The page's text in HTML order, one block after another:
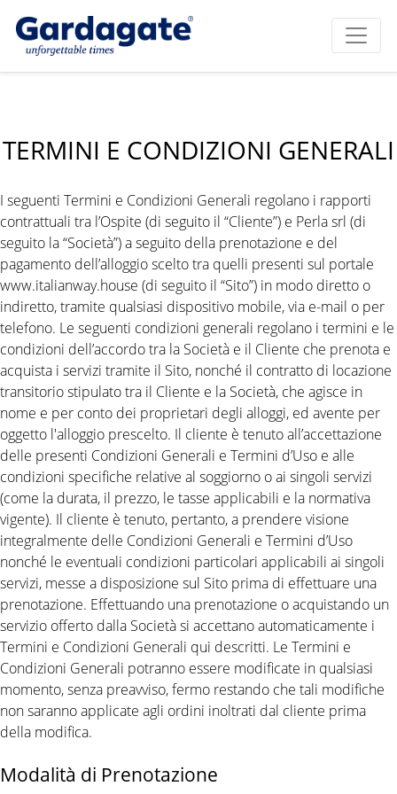
TERMINI E CONDIZIONI GENERALI
I seguenti Termini e Condizioni Generali regolano i rapporti
contrattuali tra l’Ospite (di seguito il “Cliente”) e Perla srl (di
seguito la “Società”) a seguito della prenotazione e del
pagamento dell’alloggio scelto tra quelli presenti sul portale
www.italianway.house (di seguito il “Sito”) in modo diretto o
indiretto, tramite qualsiasi dispositivo mobile, via e-mail o per
telefono. Le seguenti condizioni generali regolano i termini e le
condizioni dell’accordo tra la Società e il Cliente che prenota e
acquista i servizi tramite il Sito, nonché il contratto di locazione
transitorio stipulato tra il Cliente e la Società, che agisce in
nome e per conto dei proprietari degli alloggi, ed avente per
oggetto l'alloggio prescelto. Il cliente è tenuto all’accettazione
delle presenti Condizioni Generali e Termini d’Uso e alle
condizioni specifiche relative al soggiorno o ai singoli servizi
(come la durata, il prezzo, le tasse applicabili e la normativa
vigente). Il cliente è tenuto, pertanto, a prendere visione
integralmente delle Condizioni Generali e Termini d’Uso
nonché le eventuali condizioni particolari applicabili ai singoli
servizi, messe a disposizione sul Sito prima di effettuare una
prenotazione. Effettuando una prenotazione o acquistando un
servizio offerto dalla Società si accettano automaticamente i
Termini e Condizioni Generali qui descritti. Le Termini e
Condizioni Generali potranno essere modificate in qualsiasi
momento, senza preavviso, fermo restando che tali modifiche
non saranno applicate agli ordini inoltrati dal cliente prima
della modifica.
Modalità di Prenotazione